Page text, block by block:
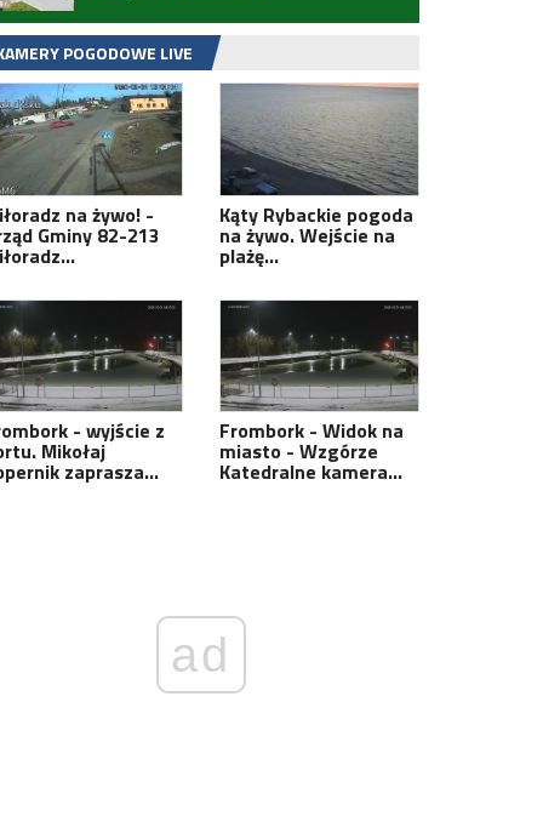
POGODOWE LIVE
na żywo! -
Gminy 82-213
Kąty Rybackie pogoda
na żywo. Wejście na
plażę…
- wyjście z
Mikołaj
zaprasza…
Frombork - Widok na
miasto - Wzgórze
Katedralne kamera…
ad